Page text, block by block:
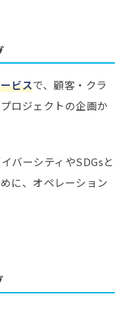
ビスで、顧客・クラ
ロジェクトの企画か
バーシティやSDGsと
に、オペレーション